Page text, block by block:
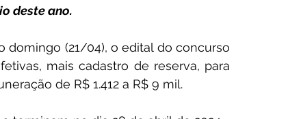
deste ano.
domingo (21/04), o edital do concurso
mais cadastro de reserva, para
de R$ 1.412 a R$ 9 mil.